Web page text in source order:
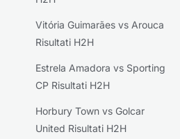
Vitória Guimarães vs Arouca
Risultati H2H
Estrela Amadora vs Sporting
CP Risultati H2H
Horbury Town vs Golcar
United Risultati H2H